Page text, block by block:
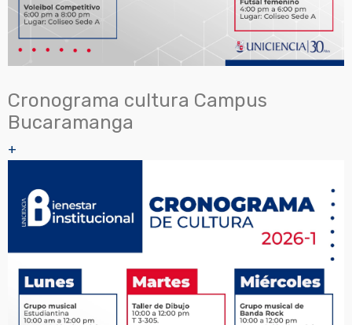
Cronograma cultura Campus
Bucaramanga
+